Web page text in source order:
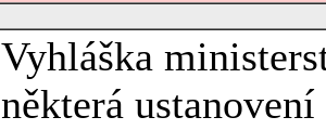
Vyhláška
některá